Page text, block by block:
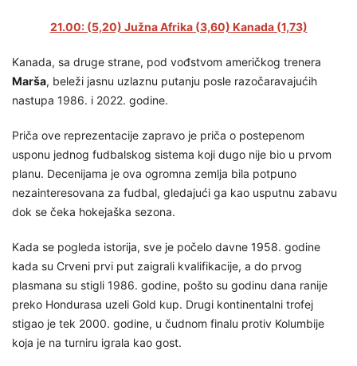
21.00: (5,20) Južna Afrika (3,60) Kanada (1,73)
Kanada, sa druge strane, pod vođstvom američkog trenera
Marša, beleži jasnu uzlaznu putanju posle razočaravajućih
nastupa 1986. i 2022. godine.
Priča ove reprezentacije zapravo je priča o postepenom
usponu jednog fudbalskog sistema koji dugo nije bio u prvom
planu. Decenijama je ova ogromna zemlja bila potpuno
nezainteresovana za fudbal, gledajući ga kao usputnu zabavu
dok se čeka hokejaška sezona.
Kada se pogleda istorija, sve je počelo davne 1958. godine
kada su Crveni prvi put zaigrali kvalifikacije, a do prvog
plasmana su stigli 1986. godine, pošto su godinu dana ranije
preko Hondurasa uzeli Gold kup. Drugi kontinentalni trofej
stigao je tek 2000. godine, u čudnom finalu protiv Kolumbije
koja je na turniru igrala kao gost.